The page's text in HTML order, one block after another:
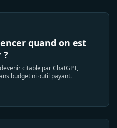
quand on est
?
citable par ChatGPT,
budget ni outil payant.